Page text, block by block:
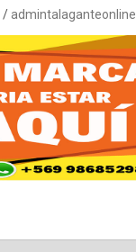
admintalaganteonline